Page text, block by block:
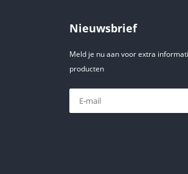
Nieuwsbrief
Meld je nu aan voor extra
producten